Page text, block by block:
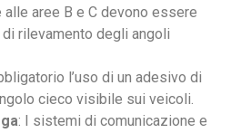
aree B e C devono essere
rilevamento degli angoli
l’uso di un adesivo di
cieco visibile sui veicoli.
: I sistemi di comunicazione e